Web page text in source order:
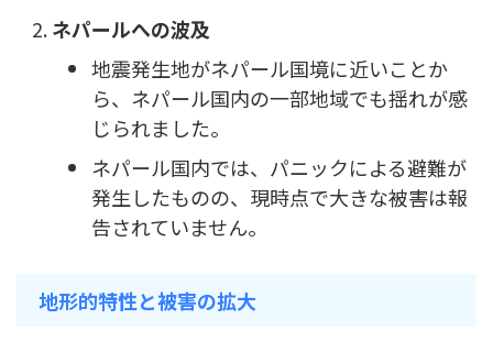
ネパールへの波及
地震発生地がネパール国境に近いことか
ら、ネパール国内の一部地域でも揺れが感
じられました。
ネパール国内では、パニックによる避難が
発生したものの、現時点で大きな被害は報
告されていません。
地形的特性と被害の拡大